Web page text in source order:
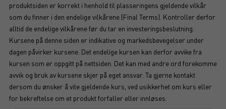
produktsiden er korrekt i henhold til plasseringens gjeldende vilkår
som du finner i den endelige vilkårene (Final Terms). Kontroller derfor
alltid de endelige vilkårene før du tar en investeringsbeslutning.
Kursene på denne siden er indikative og markedsbevegelser under
dagen påvirker kursene. Det endelige kursen kan derfor avvike fra
kursen som er oppgitt på nettsiden. Det kan med andre ord forekomme
avvik og bruk av kursene skjer på eget ansvar. Ta gjerne kontakt
dersom du ønsker å vite gjeldende kurs, ved usikkerhet om kurs eller
for bekreftelse om et produkt forfaller eller innløses.